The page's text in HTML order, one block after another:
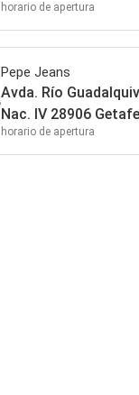
horario de apertura
Pepe Jeans
Avda. Río
Nac. IV 28906 Getafe
horario de apertura